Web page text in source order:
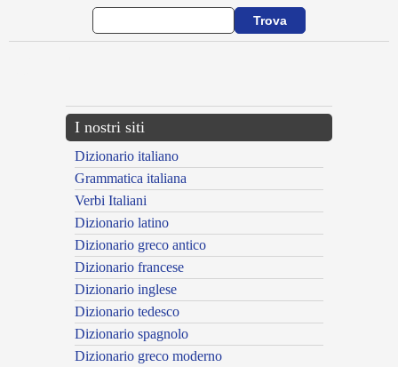
I nostri siti
Dizionario italiano
Grammatica italiana
Verbi Italiani
Dizionario latino
Dizionario greco antico
Dizionario francese
Dizionario inglese
Dizionario tedesco
Dizionario spagnolo
Dizionario greco moderno